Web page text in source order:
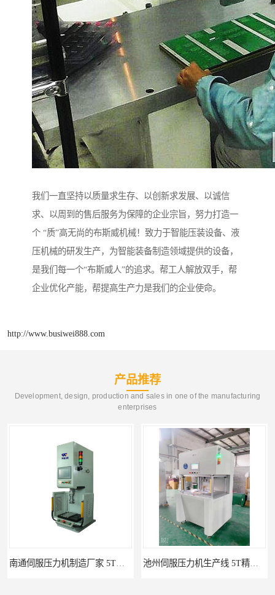
我们一直坚持以质量求生存、以创新求发展、以诚信
求、以周到的售后服务为保障的企业宗旨，努力打造一
个 “质”高无尚的布斯威机械！致力于智能压装设备、液
压机械的研发生产，为智能装备制造领域提供的设备，
是我们每一个“布斯威人”的追求。帮工人解放双手，帮
企业优化产能，帮提高生产力是我们的企业使命。
http://www.busiwei888.com
产品推荐
Development, design, production and sales in one of the manufacturing
enterprises